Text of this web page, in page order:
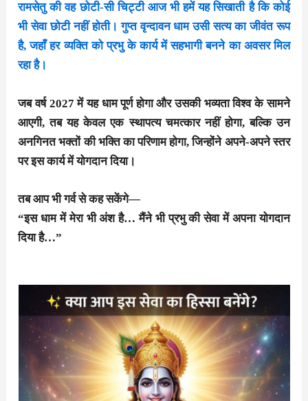
रामसेतु की वह छोटी-सी चिट्टी आज भी हमें यह सिखाती है कि कोई
भी सेवा छोटी नहीं होती। गुप्त वृन्दावन धाम उसी सत्य का जीवंत रूप
है, जहाँ हर व्यक्ति को प्रभु के कार्य में सहभागी बनने का अवसर मिल
रहा है।
जब वर्ष 2027 में यह धाम पूर्ण होगा और उसकी भव्यता विश्व के सामने
आएगी, तब यह केवल एक स्थापत्य चमत्कार नहीं होगा, बल्कि उन
अनगिनत भक्तों की भक्ति का परिणाम होगा, जिन्होंने अपने-अपने स्तर
पर इस कार्य में योगदान दिया।
तब आप भी गर्व से कह सकेंगे—
“इस धाम में मेरा भी अंश है… मैंने भी प्रभु की सेवा में अपना योगदान
दिया है…”